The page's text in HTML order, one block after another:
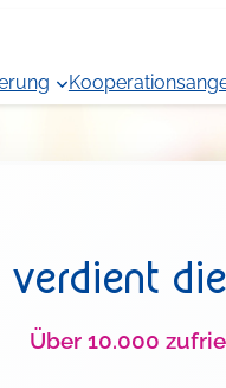
verdient
Über 10.000